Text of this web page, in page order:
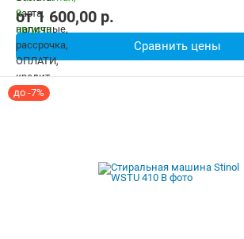
Безопасность:Защита от детей
от1 600,00 p.
Сравнить цены
до -7%